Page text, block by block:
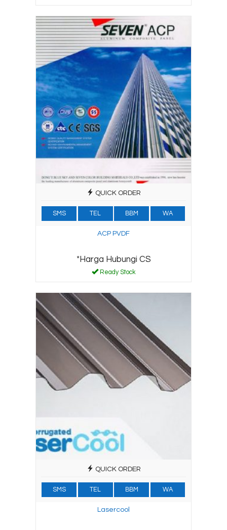
QUICK ORDER
SMS TEL BBM WA
ACP PVDF
*Harga Hubungi CS
Ready Stock
QUICK ORDER
SMS TEL BBM WA
Lasercool